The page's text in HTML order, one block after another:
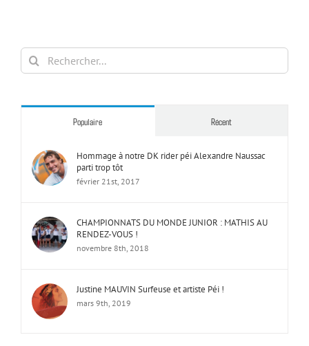
Rechercher:
Populaire Récent
Hommage à notre DK rider péi Alexandre Naussac
parti trop tôt
février 21st, 2017
CHAMPIONNATS DU MONDE JUNIOR : MATHIS AU
RENDEZ-VOUS !
novembre 8th, 2018
Justine MAUVIN Surfeuse et artiste Péi !
mars 9th, 2019